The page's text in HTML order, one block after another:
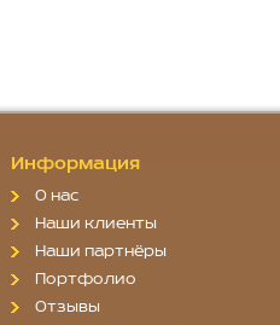
Информация
О нас
Наши клиенты
Наши партнёры
Портфолио
Отзывы